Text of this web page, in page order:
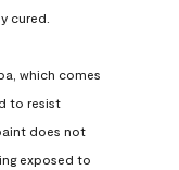
cured.
which comes
to resist
does not
exposed to